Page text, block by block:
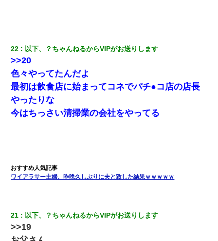
義兄嫁が義実家で「コロナ陽性だったからこのまま療養させて下
さい」と言い出してド修羅場になった
三年働いてたパートを突然クビになった。しかし元職場の主要取
引先のトップが母方の叔父だったので…
元夫の連れ子「俺の結婚式の時くらい、母親としての責任を果た
22 以下、？ちゃんねるからVIPがお送りします
>>20
色々やってたんだよ
最初は飲食店に始まってコネでパチ●コ店の店長
やったりな
今はちっさい清掃業の会社をやってる
ワイアラサー主婦、昨晩久しぶりに夫と致した結果ｗｗｗｗｗ
21 以下、？ちゃんねるからVIPがお送りします
>>19